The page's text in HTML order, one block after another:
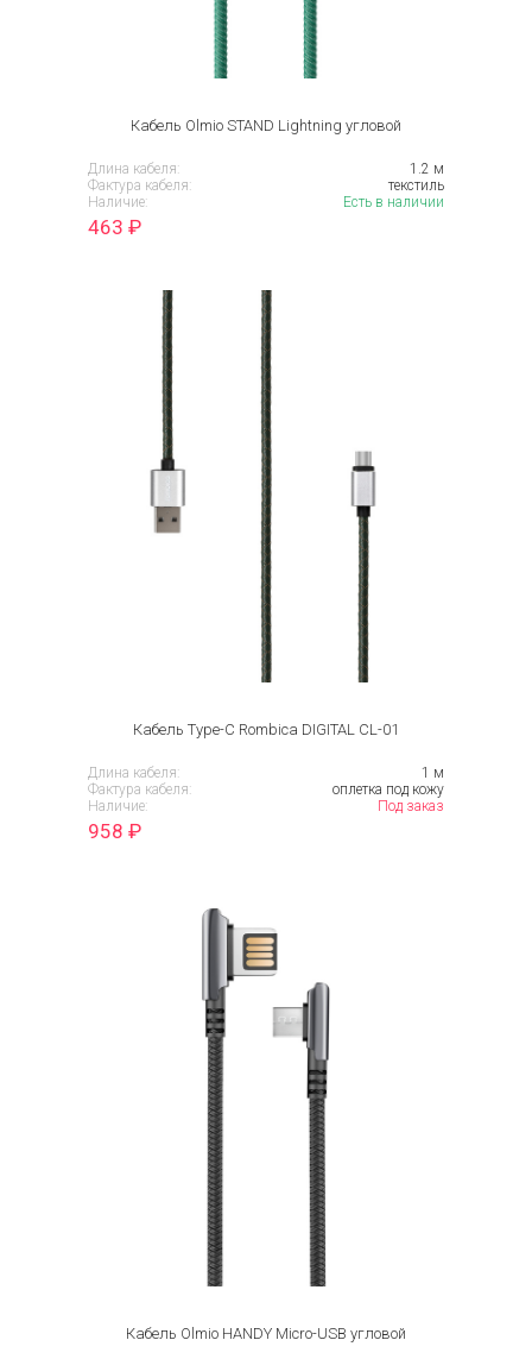
Кабель Olmio STAND Lightning угловой
Длина кабеля:
1.2 м
Фактура кабеля:
текстиль
Наличие:
Есть в наличии
463 ₽
Кабель Type-C Rombica DIGITAL CL-01
Длина кабеля:
1 м
Фактура кабеля:
оплетка под кожу
Наличие:
Под заказ
958 ₽
Кабель Olmio HANDY Micro-USB угловой